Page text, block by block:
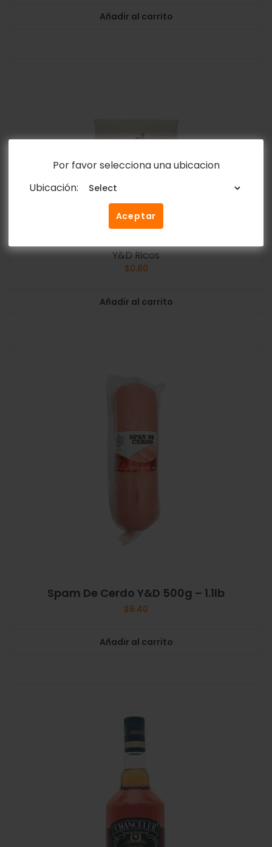
Por favor selecciona una ubicacion
Ubicación:
Aceptar
Añadir al carrito
Y&D Ricos
$0.80
Añadir al carrito
Spam De Cerdo Y&D 500g – 1.1lb
$6.40
Añadir al carrito